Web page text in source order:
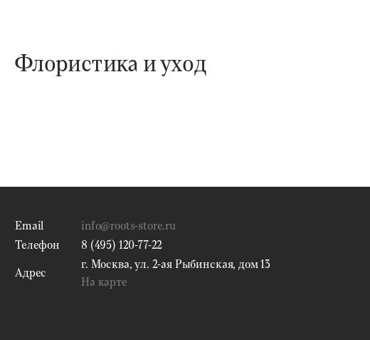
Флористика и уход
Email
info@roots-store.ru
Телефон
8 (495) 120-77-22
Адрес
г. Москва, ул. 2-ая Рыбинская, дом 13
На карте